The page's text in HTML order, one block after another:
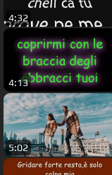
4:32
4:13
5:02